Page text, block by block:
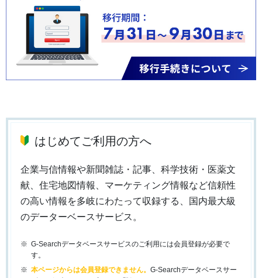
はじめてご利用の方へ
企業与信情報や新聞雑誌・記事、科学技術・医薬文
献、住宅地図情報、マーケティング情報など信頼性
の高い情報を多岐にわたって収録する、国内最大級
のデーターベースサービス。
G-Searchデータベースサービスのご利用には会員登録が必要で
す。
本ページからは会員登録できません。 G-Searchデータベースサー